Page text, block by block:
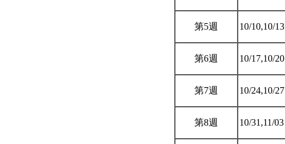
第5週 10/10,10/13
第6週 10/17,10/20
第7週 10/24,10/27
第8週 10/31,11/03